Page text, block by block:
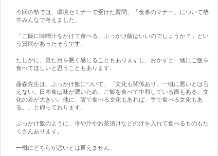
今回の塾では、環境セミナーで受けた質問、「食事のマナー」について塾
生みんなで考えました。
「ご飯に味噌汁をかけて食べる、ぶっかけ飯はいいのでしょうか？」とい
う質問があったそうです。
たしかに、見た目を悪く感じることもありますし、おかずと一緒にご飯を
食べてほしいと思うこともあります。
藤森先生は、ぶっかけ飯について、「文化も関係あり、一概に悪いとは言
えない。日本食は味が濃いため、ご飯を食べて中和している面もある。文
化の差が大きい。他に、箸で食べる文化もあれば、手で食べる文化もあ
る。」と仰っております。
ぶっかけ飯のように、冷や汁やお茶漬けなどの汁を入れて食べるものもた
くさんあります。
一概にどちらが悪いとは言えません。